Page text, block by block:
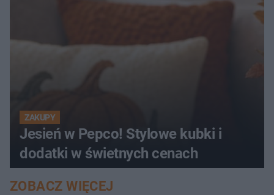
ZAKUPY
Jesień w Pepco! Stylowe kubki i
dodatki w świetnych cenach
ZOBACZ WIĘCEJ